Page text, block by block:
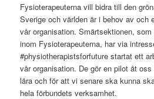
Fysioterapeuterna vill bidra till den
Sverige och världen är i behov av och
vår organisation. Smärtsektionen,
inom Fysioterapeuterna, har via
#physiotherapistsforfuture startat ett
vår organisation. De gör en pilot åt
lära och för att vi senare ska kunna
hela förbundets verksamhet.